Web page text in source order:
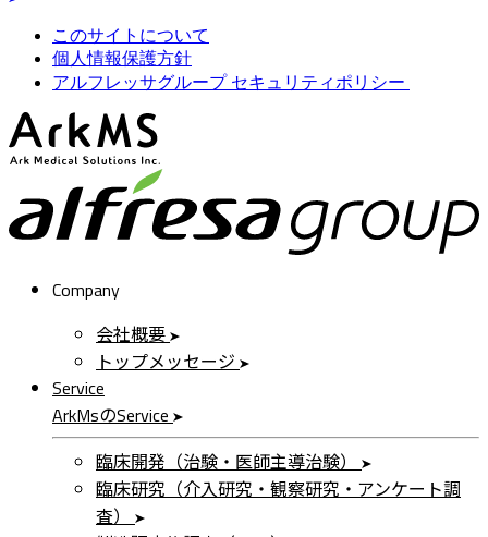
このサイトについて
個人情報保護方針
アルフレッサグループ セキュリティポリシー
Company
会社概要
トップメッセージ
Service
ArkMsのService
臨床開発（治験・医師主導治験）
臨床研究（介入研究・観察研究・アンケート調
査）